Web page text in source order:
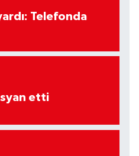
Telefonda
etti